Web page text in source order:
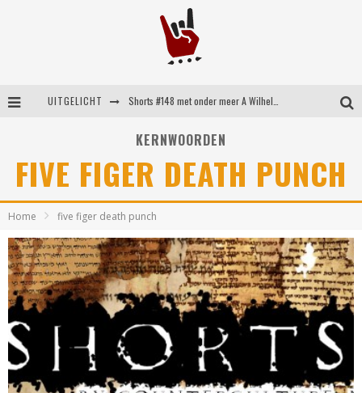
UITGELICHT
Britse emorockers van Basement maken tweede comeback met het indrukwekkende ‘Wired’
Shorts #149 met onder meer No Cure, Eva Under Fire, The Hu en Sleeping With Sirens
KERNWOORDEN
FIVE FIGER DEATH PUNCH
Home five figer death punch